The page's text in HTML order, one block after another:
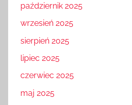
październik 2025
wrzesień 2025
sierpień 2025
lipiec 2025
czerwiec 2025
maj 2025